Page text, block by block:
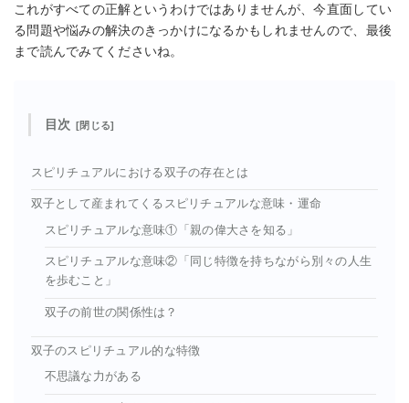
これがすべての正解というわけではありませんが、今直面してい
る問題や悩みの解決のきっかけになるかもしれませんので、最後
まで読んでみてくださいね。
目次
スピリチュアルにおける双子の存在とは
双子として産まれてくるスピリチュアルな意味・運命
スピリチュアルな意味①「親の偉大さを知る」
スピリチュアルな意味②「同じ特徴を持ちながら別々の人生
を歩むこと」
双子の前世の関係性は？
双子のスピリチュアル的な特徴
不思議な力がある